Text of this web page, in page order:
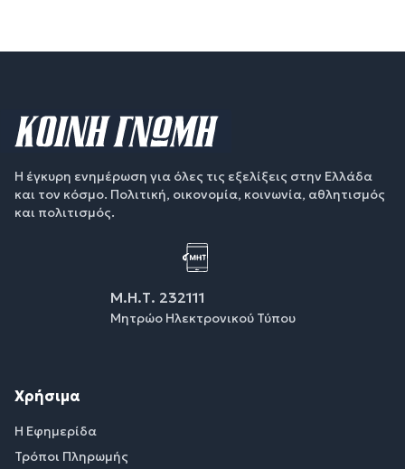
Η έγκυρη ενημέρωση για όλες τις εξελίξεις στην Ελλάδα
και τον κόσμο. Πολιτική, οικονομία, κοινωνία, αθλητισμός
και πολιτισμός.
Μ.Η.Τ. 232111
Μητρώο Ηλεκτρονικού Τύπου
Χρήσιμα
Η Εφημερίδα
Τρόποι Πληρωμής